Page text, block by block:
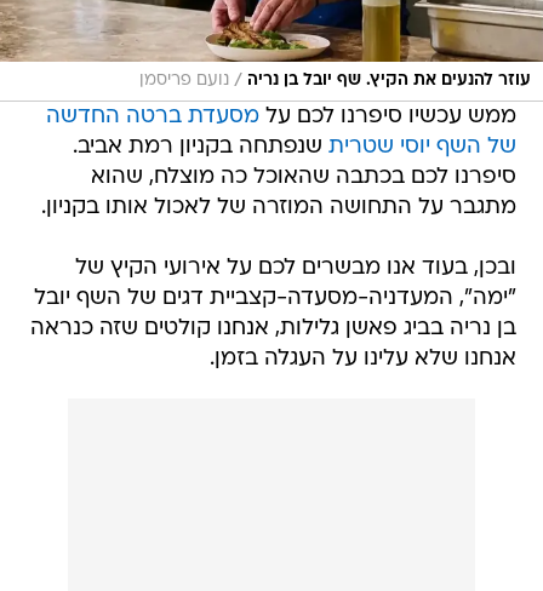
עוזר להנעים את הקיץ. שף יובל בן נריה / נועם פריסמן
ממש עכשיו סיפרנו לכם עלמסעדת ברטה החדשה
של השף יוסי שטרית שנפתחה בקניון רמת אביב.
סיפרנו לכם בכתבה שהאוכל כה מוצלח, שהוא
מתגבר על התחושה המוזרה של לאכול אותו בקניון.
ובכן, בעוד אנו מבשרים לכם על אירועי הקיץ של
"ימה", המעדניה-מסעדה-קצביית דגים של השף יובל
בן נריה בביג פאשן גלילות, אנחנו קולטים שזה כנראה
אנחנו שלא עלינו על העגלה בזמן.